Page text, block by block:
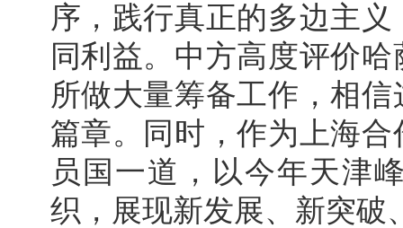
序，践行真正的多边主
同利益。中方高度评价
所做大量筹备工作，相
篇章。同时，作为上海
员国一道，以今年天津
织，展现新发展、新突破